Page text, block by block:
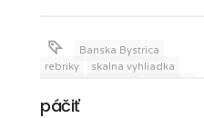
Banska Bystrica
rebriky
skalna vyhliadka
vyhliadka
páčiť